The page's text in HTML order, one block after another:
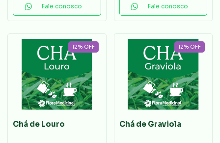
Fale conosco Fale conosco
12% OFF
Chá de Louro
12% OFF
Chá de Graviola